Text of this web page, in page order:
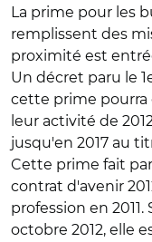
La prime pour les
remplissent des
proximité est
Un décret paru le
cette prime pourra
leur activité de
jusqu'en 2017 au
Cette prime fait
contrat d'avenir
profession en
octobre 2012, elle